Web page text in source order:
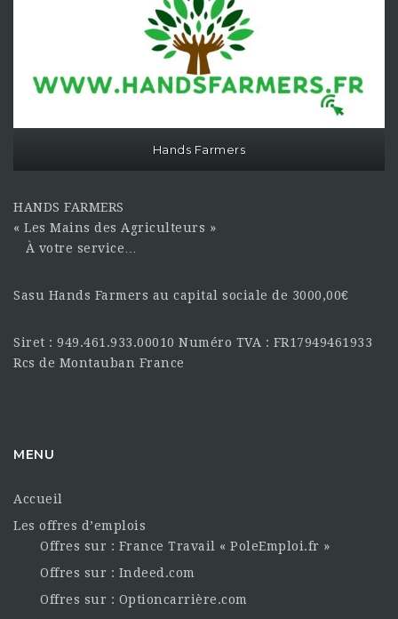
Hands Farmers
HANDS FARMERS
« Les Mains des Agriculteurs »
À votre service…
Sasu Hands Farmers au capital sociale de 3000,00€
Siret : 949.461.933.00010 Numéro TVA : FR17949461933
Rcs de Montauban France
MENU
Accueil
Les offres d’emplois
Offres sur : France Travail « PoleEmploi.fr »
Offres sur : Indeed.com
Offres sur : Optioncarrière.com